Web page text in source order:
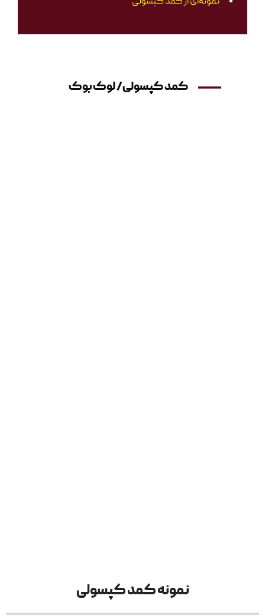
کمد کپسولی/ لوک بوک
نمونه کمد کپسولی